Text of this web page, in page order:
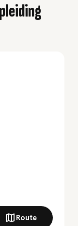
Route